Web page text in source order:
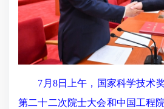
7月8日上午，国家科学技术奖
第二十二次院士大会和中国工程